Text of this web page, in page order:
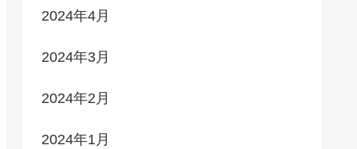
2024年4月
2024年3月
2024年2月
2024年1月